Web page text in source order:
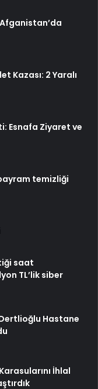
Afganistan’da
Kazası: 2 Yaralı
Esnafa Ziyaret ve
temizliği
saat
TL’lik siber
Hastane
İhlal